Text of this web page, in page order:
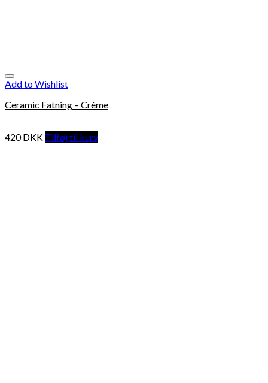
Add to Wishlist
Ceramic Fatning – Crème
420DKK Tilføj til kurv